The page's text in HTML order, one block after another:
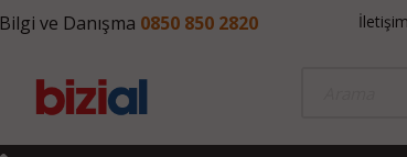
Bilgi ve Danışma 0850 850 2820 İletişim